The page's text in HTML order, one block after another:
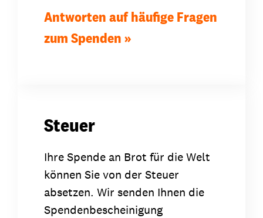
Antworten auf häufige Fragen
zum Spenden
Steuer
Ihre Spende an Brot für die Welt
können Sie von der Steuer
absetzen. Wir senden Ihnen die
Spendenbescheinigung